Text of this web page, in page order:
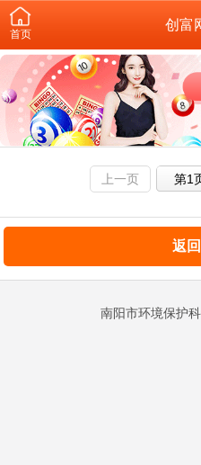
首页
创富
上一页 第1
返
南阳市环境保护